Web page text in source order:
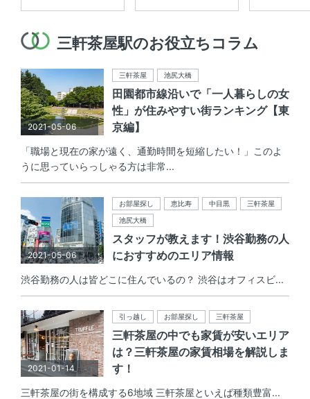
三軒茶屋駅のお役立ちコラム
2021-05-06
三軒茶屋 池尻大橋
田園都市線沿いで「一人暮らしの女
性」が住みやすい街ランキング【東
京編】
「職場と現在の家が遠く、通勤時間を短縮したい！」このよ
うに思っていらっしゃる方は非常...
2021-05-06
お部屋探し 恵比寿 中目黒
三軒茶屋
池尻大橋
スタッフが教えます！渋谷勤務の人
におすすめのエリア情報
渋谷勤務の人は皆どこに住んでいるの？ 渋谷はオフィスビ...
2021-01-14
引っ越し お部屋探し 三軒茶屋
三軒茶屋の中でも家賃が安いエリア
は？三軒茶屋の家賃相場を解説しま
す！
三軒茶屋の街を構成する6地域 三軒茶屋といえば種類豊富...